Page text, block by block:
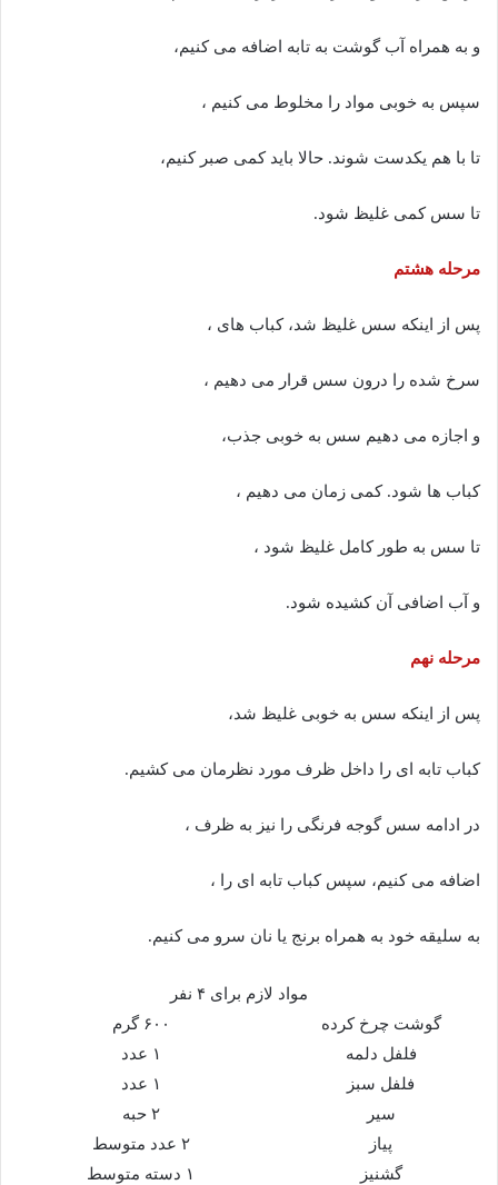
و به همراه آب گوشت به تابه اضافه می کنیم،
سپس به خوبی مواد را مخلوط می کنیم ،
تا با هم یکدست شوند. حالا باید کمی صبر کنیم،
تا سس کمی غلیظ شود.
مرحله هشتم
پس از اینکه سس غلیظ شد، کباب های ،
سرخ شده را درون سس قرار می دهیم ،
و اجازه می دهیم سس به خوبی جذب،
کباب ها شود. کمی زمان می دهیم ،
تا سس به طور کامل غلیظ شود ،
و آب اضافی آن کشیده شود.
مرحله نهم
پس از اینکه سس به خوبی غلیظ شد،
کباب تابه ای را داخل ظرف مورد نظرمان می کشیم.
در ادامه سس گوجه فرنگی را نیز به ظرف ،
اضافه می کنیم، سپس کباب تابه ای را ،
به سلیقه خود به همراه برنج یا نان سرو می کنیم.
مواد لازم برای ۴ نفر
گوشت چرخ کرده
۶۰۰ گرم
فلفل دلمه
۱ عدد
فلفل سبز
۱ عدد
سیر
۲ حبه
پیاز
۲ عدد متوسط
گشنیز
۱ دسته متوسط